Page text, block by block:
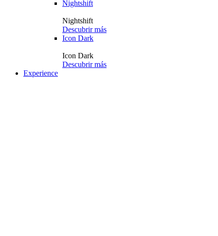
Nightshift
Nightshift
Descubrir más
Icon Dark
Icon Dark
Descubrir más
Experience